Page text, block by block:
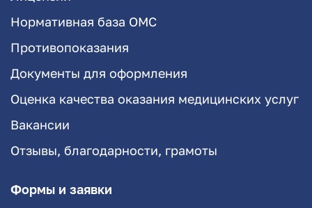
Нормативная база ОМС
Противопоказания
Документы для оформления
Оценка качества оказания медицинских услуг
Вакансии
Отзывы, благодарности, грамоты
Формы и заявки